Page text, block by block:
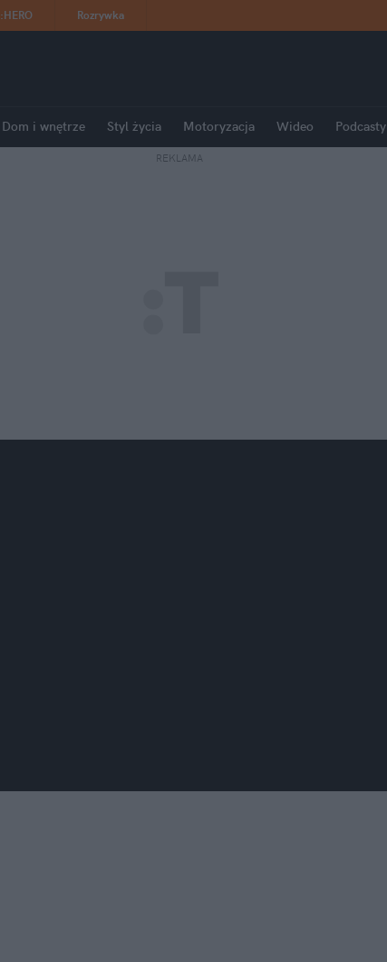
:HERO Rozrywka
Dom i wnętrze Styl życia Motoryzacja Wideo Podcasty
REKLAMA